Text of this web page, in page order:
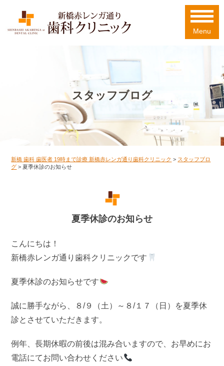
Menu
スタッフブログ
新橋 歯科 歯医者 19時まで診療 新橋赤レンガ通り歯科クリニック > スタッフブロ
グ >夏季休診のお知らせ
夏季休診のお知らせ
こんにちは！
新橋赤レンガ通り歯科クリニックです
夏季休診のお知らせです
誠に勝手ながら、８/９（土）～８/１７（日）を夏季休
診とさせていただきます。
例年、長期休暇の前後は混み合いますので、お早めにお
電話にてお問い合わせください